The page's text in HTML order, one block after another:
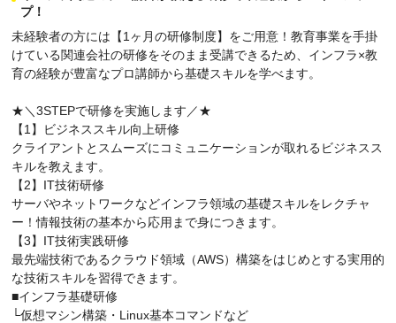
プ！
未経験者の方には【1ヶ月の研修制度】をご用意！教育事業を手掛
けている関連会社の研修をそのまま受講できるため、インフラ×教
育の経験が豊富なプロ講師から基礎スキルを学べます。
★＼3STEPで研修を実施します／★
【1】ビジネススキル向上研修
クライアントとスムーズにコミュニケーションが取れるビジネスス
キルを教えます。
【2】IT技術研修
サーバやネットワークなどインフラ領域の基礎スキルをレクチャ
ー！情報技術の基本から応用まで身につきます。
【3】IT技術実践研修
最先端技術であるクラウド領域（AWS）構築をはじめとする実用的
な技術スキルを習得できます。
■インフラ基礎研修
└仮想マシン構築・Linux基本コマンドなど